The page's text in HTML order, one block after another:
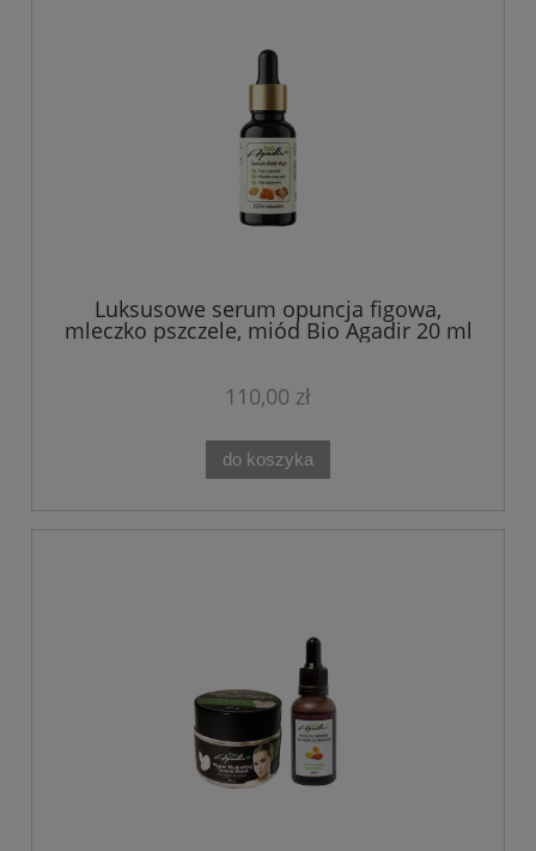
Luksusowe serum opuncja figowa,
mleczko pszczele, miód Bio Agadir 20 ml
110,00 zł
do koszyka